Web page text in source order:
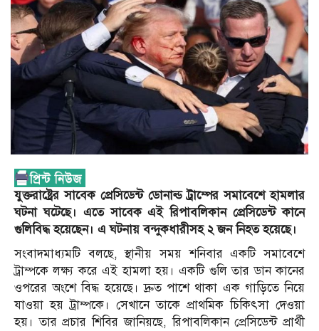
যুক্তরাষ্ট্রের সাবেক প্রেসিডেন্ট ডোনাল্ড ট্রাম্পের সমাবেশে হামলার
ঘটনা ঘটেছে। এতে সাবেক এই রিপাবলিকান প্রেসিডেন্ট কানে
গুলিবিদ্ধ হয়েছেন। এ ঘটনায় বন্দুকধারীসহ ২ জন নিহত হয়েছে।
সংবাদমাধ্যমটি বলছে, স্থানীয় সময় শনিবার একটি সমাবেশে
ট্রাম্পকে লক্ষ্য করে এই হামলা হয়। একটি গুলি তার ডান কানের
ওপরের অংশে বিদ্ধ হয়েছে। দ্রুত পাশে থাকা এক গাড়িতে নিয়ে
যাওয়া হয় ট্রাম্পকে। সেখানে তাকে প্রাথমিক চিকিৎসা দেওয়া
হয়। তার প্রচার শিবির জানিয়ছে, রিপাবলিকান প্রেসিডেন্ট প্রার্থী